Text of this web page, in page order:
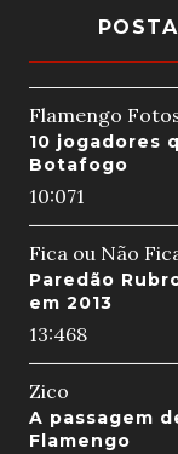
Flamengo
10 jogadores
Botafogo
10:071
Fica ou Não
Paredão
em 2013
13:468
Zico
A passagem
Flamengo